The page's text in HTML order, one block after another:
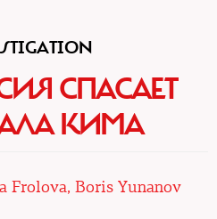
СПАСАЕТ
КИМА
Frolova, Boris Yunanov